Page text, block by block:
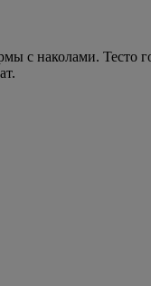
с наколами. Тесто